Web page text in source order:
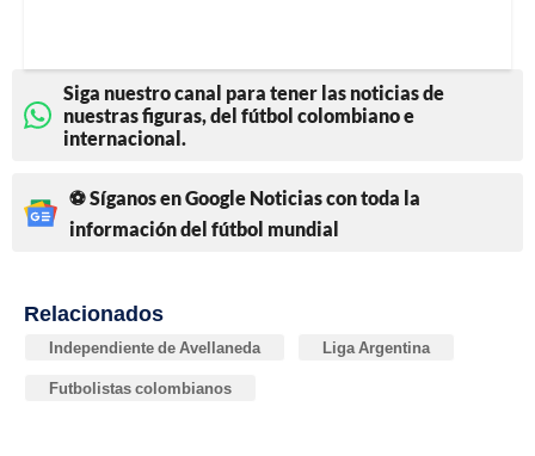
Siga nuestro canal para tener las noticias de
nuestras figuras, del fútbol colombiano e
internacional.
⚽ Síganos en Google Noticias con toda la
información del fútbol mundial
Relacionados
Independiente de Avellaneda Liga Argentina
Futbolistas colombianos